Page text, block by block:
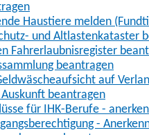
Haustiere melden
und Altlastenkataster
Fahrerlaubnisregister
beantragen
auf
beantragen
für IHK-Berufe -
-